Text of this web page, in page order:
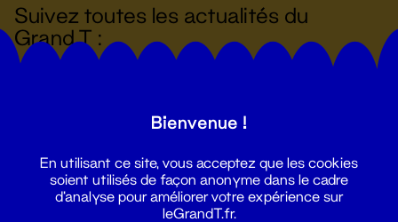
Suivez toutes les actualités du
Grand T :
Bienvenue !
En utilisant ce site, vous acceptez que les cookies
soient utilisés de façon anonyme dans le cadre
d'analyse pour améliorer votre expérience sur
leGrandT.fr.